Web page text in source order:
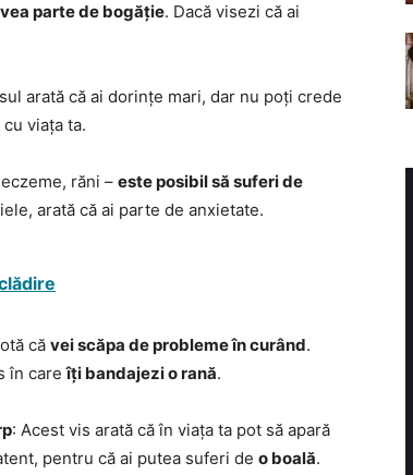
parte de bogăție. Dacă visezi că ai
arată că ai dorințe mari, dar nu poți crede
viața ta.
răni – este posibil să suferi de
arată că ai parte de anxietate.
că vei scăpa de probleme în curând.
în careîți bandajezi o rană.
: Acest vis arată că în viața ta pot să apară
pentru că ai putea suferi de o boală.